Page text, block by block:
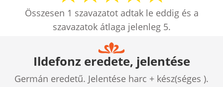
Összesen 1 szavazatot adtak le eddig és a
szavazatok átlaga jelenleg 5.
Ildefonz eredete, jelentése
Germán eredetű. Jelentése harc + kész(séges ).